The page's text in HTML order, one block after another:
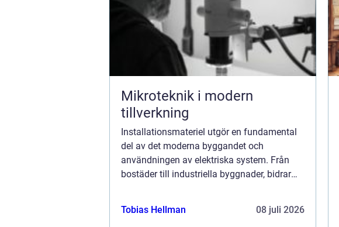
Mikroteknik i modern
tillverkning
Installationsmateriel utgör en fundamental
del av det moderna byggandet och
användningen av elektriska system. Från
bostäder till industriella byggnader, bidrar
Tobias Hellman 08 juli 2026